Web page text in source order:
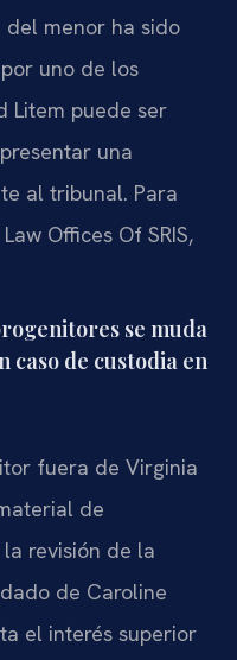
menor ha sido
uno de los
Litem puede ser
una
al tribunal. Para
Offices Of SRIS,
se muda
de custodia en
fuera de Virginia
de
revisión de la
de Caroline
el interés superior